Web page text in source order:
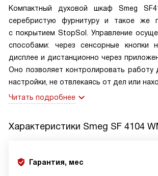
Компактный духовой шкаф Smeg
серебристую фурнитуру и такое же
с покрытием StopSol. Управление
способами: через сенсорные кнопки
дисплее и дистанционно через
Оно позволяет контролировать работу
настройки, не отвлекаясь от дел или
Читать подробнее
Характеристики Smeg SF 4104
Гарантия, мес